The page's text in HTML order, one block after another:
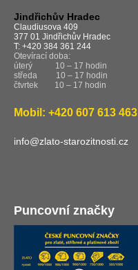
Jindřichův Hradec
Claudiusova 409
377 01 Jindřichův Hradec
T: +420 384 361 244
Otevírací doba:
úterý 10 – 17 hodin
středa 10 – 17 hodin
čtvrtek 10 – 17 hodin
Mobil: +420 607 613 463
info@zlato-starozitnosti.cz
Puncovní značky